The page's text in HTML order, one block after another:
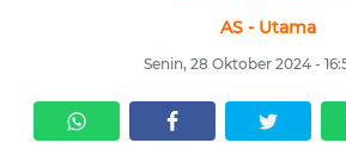
AS - Utama
Senin, 28 Oktober 2024 -
SERBI